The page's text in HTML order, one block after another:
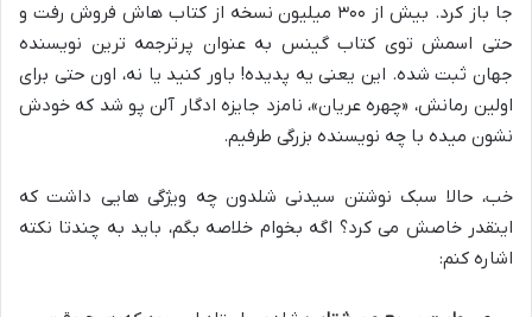
جا باز کرد. بیش از ۳۰۰ میلیون نسخه از کتاب هاش فروش رفت و
حتی اسمش توی کتاب گینس به عنوان پرترجمه ترین نویسنده
جهان ثبت شده. این یعنی یه پدیده! باور کنید یا نه، اون حتی برای
اولین رمانش، «چهره عریان»، نامزد جایزه ادگار آلن پو شد که خودش
نشون میده با چه نویسنده بزرگی طرفیم.
خب، حالا سبک نوشتن سیدنی شلدون چه ویژگی هایی داشت که
اینقدر خاصش می کرد؟ اگه بخوام خلاصه بگم، باید به چندتا نکته
اشاره کنم: